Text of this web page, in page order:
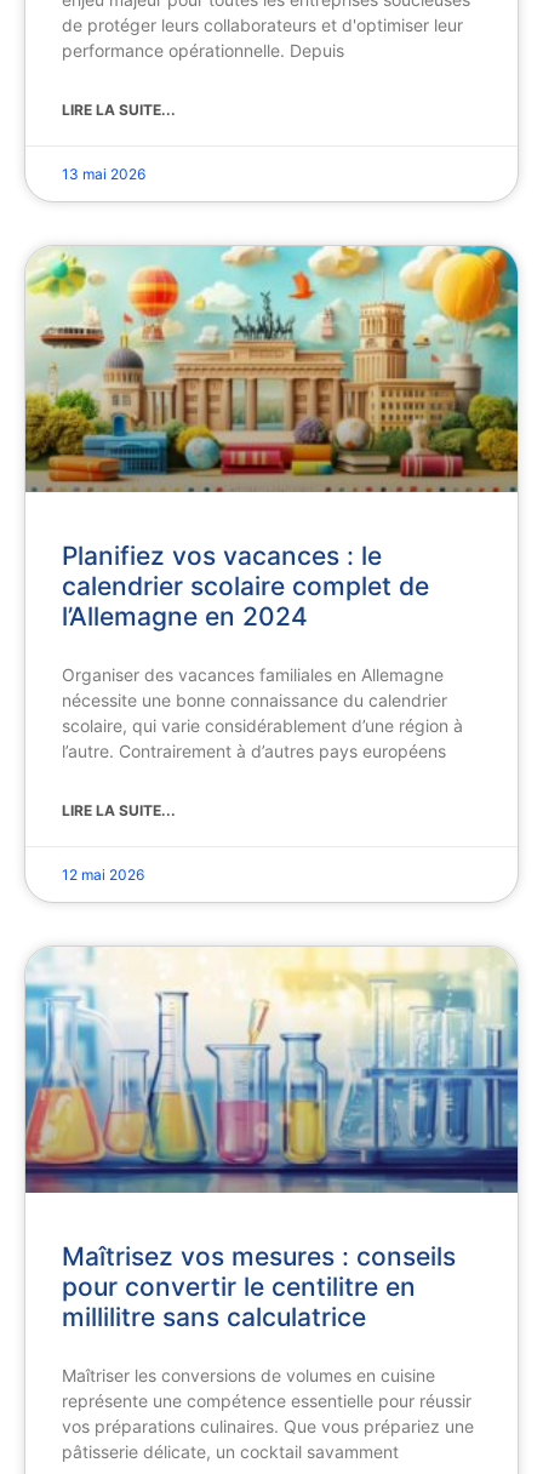
de protéger leurs collaborateurs et d'optimiser leur
performance opérationnelle. Depuis
LIRE LA SUITE...
13 mai 2026
Planifiez vos vacances : le
calendrier scolaire complet de
l’Allemagne en 2024
Organiser des vacances familiales en Allemagne
nécessite une bonne connaissance du calendrier
scolaire, qui varie considérablement d’une région à
l’autre. Contrairement à d’autres pays européens
LIRE LA SUITE...
12 mai 2026
Maîtrisez vos mesures : conseils
pour convertir le centilitre en
millilitre sans calculatrice
Maîtriser les conversions de volumes en cuisine
représente une compétence essentielle pour réussir
vos préparations culinaires. Que vous prépariez une
pâtisserie délicate, un cocktail savamment